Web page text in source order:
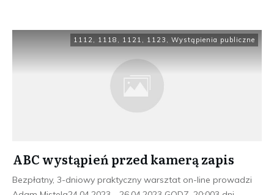
1112, 1118 , 1121 , 1123 , Wystąpienia publiczne
ABC wystąpień przed kamerą zapis
Bezpłatny, 3-dniowy praktyczny warsztat on-line prowadzi